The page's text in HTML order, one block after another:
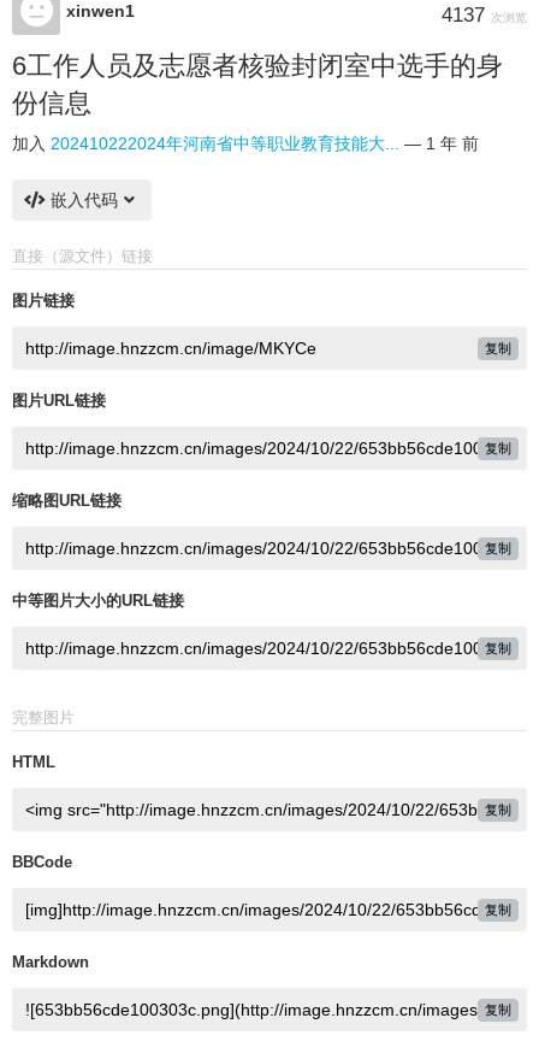
xinwen1 4137 次浏览
6工作人员及志愿者核验封闭室中选手的身
份信息
加入 202410222024年河南省中等职业教育技能大... — 1 年 前
嵌入代码
直接（源文件）链接
图片链接
复制
图片URL链接
复制
缩略图URL链接
复制
中等图片大小的URL链接
复制
完整图片
HTML
复制
BBCode
复制
Markdown
复制